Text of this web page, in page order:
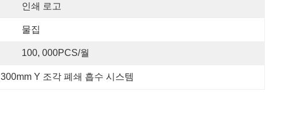
인쇄 로고
물집
100, 000PCS/월
300mm Y 조각 폐쇄 흡수 시스템